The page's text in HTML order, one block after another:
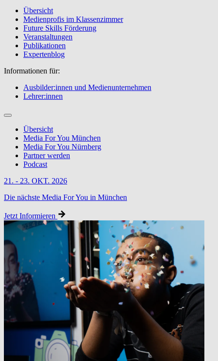
Übersicht
Medienprofis im Klassenzimmer
Future Skills Förderung
Veranstaltungen
Publikationen
Expertenblog
Informationen für:
Ausbilder:innen und Medienunternehmen
Lehrer:innen
Übersicht
Media For You München
Media For You Nürnberg
Partner werden
Podcast
21. - 23. OKT. 2026
Die nächste Media For You in München
Jetzt Informieren